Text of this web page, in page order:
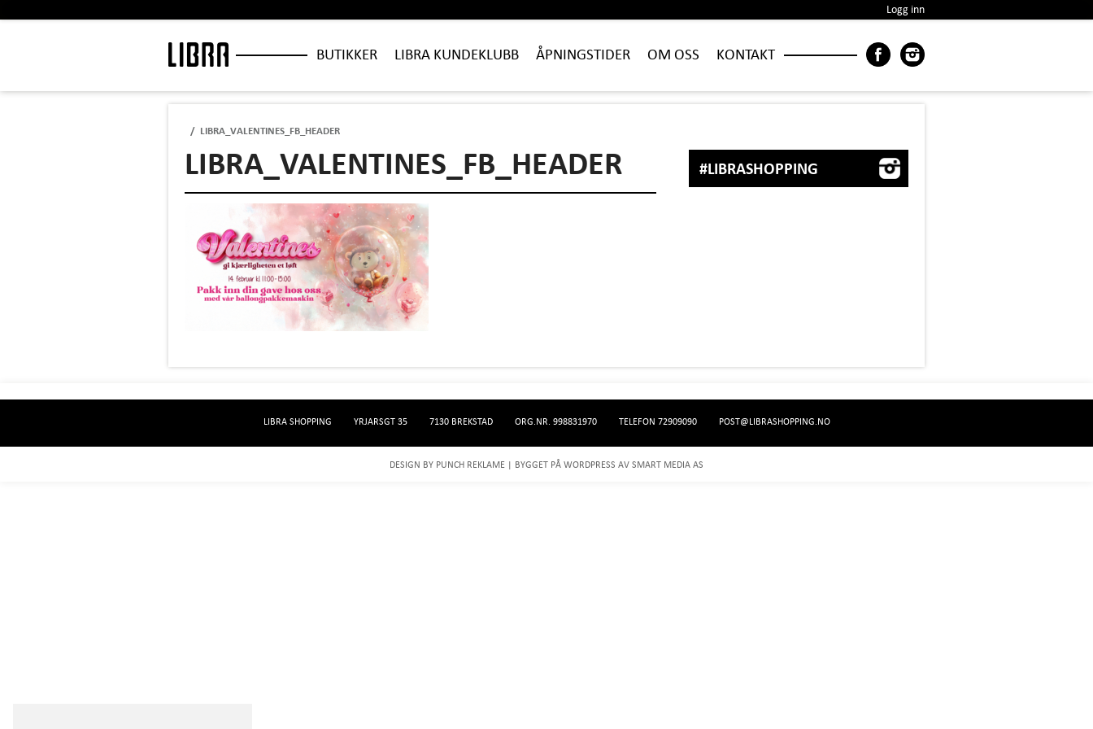
Logg inn
BUTIKKER LIBRA KUNDEKLUBB ÅPNINGSTIDER OM OSS KONTAKT
/ LIBRA_VALENTINES_FB_HEADER
LIBRA_VALENTINES_FB_HEADER #LIBRASHOPPING
LIBRA SHOPPING YRJARSGT 35 7130 BREKSTAD ORG.NR. 998831970 TELEFON 72909090 POST@LIBRASHOPPING.NO
DESIGN BY PUNCH REKLAME | BYGGET PÅ WORDPRESS AV SMART MEDIA AS